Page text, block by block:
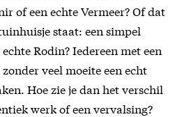
of een echte Vermeer? Of dat
staat: een simpel
Rodin? Iedereen met een
veel moeite een echt
Hoe zie je dan het verschil
werk of een vervalsing?